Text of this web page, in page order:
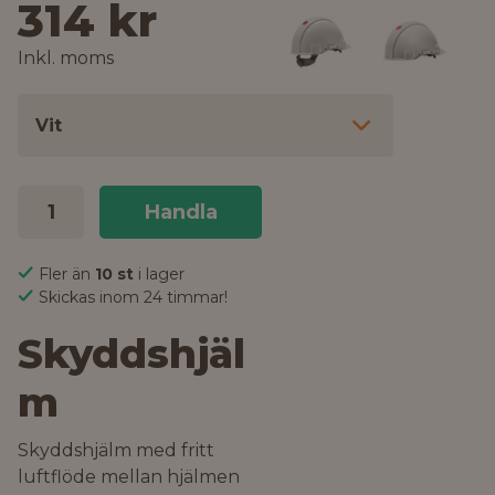
314 kr
Inkl. moms
Vit
Handla
Fler än 10 st i lager
Skickas inom 24 timmar!
Skyddshjäl
m
Skyddshjälm med fritt
luftflöde mellan hjälmen